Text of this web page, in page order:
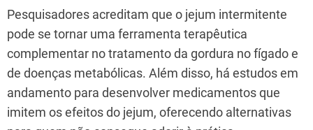
Pesquisadores acreditam que o jejum intermitente
pode se tornar uma ferramenta terapêutica
complementar no tratamento da gordura no fígado e
de doenças metabólicas. Além disso, há estudos em
andamento para desenvolver medicamentos que
imitem os efeitos do jejum, oferecendo alternativas